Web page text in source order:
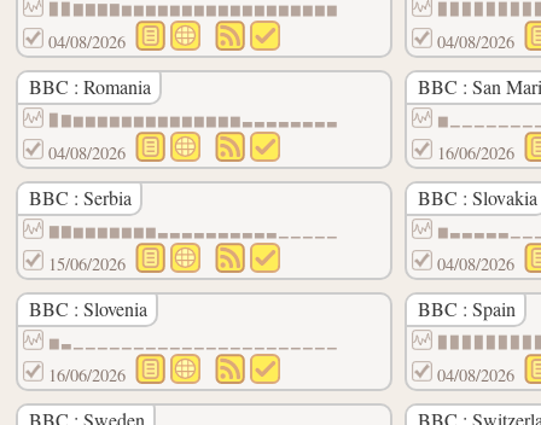
▉▉▇▇▇▇▆▆▆▆▆▆▆▆▆▆▆▆▆▆▆▆▆▆
04/08/2026 04/08/2026
BBC : Romania
▉▇▆▆▆▆▆▆▆▆▆▆▆▆▆▆▃▃▃▃▃▃▃▃
04/08/2026
BBC : San
16/06/2026
BBC : Serbia
▇▇▆▆▆▆▆▆▆▃▃▃▃▃▃▃▃▃▃▁▁▁▁▁
15/06/2026
BBC : Slovakia
04/08/2026
BBC : Slovenia
▆▃▁▁▁▁▁▁▁▁▁▁▁▁▁▁▁▁▁▁▁▁▁▁
16/06/2026
BBC : Spain
04/08/2026
BBC : Sweden BBC :